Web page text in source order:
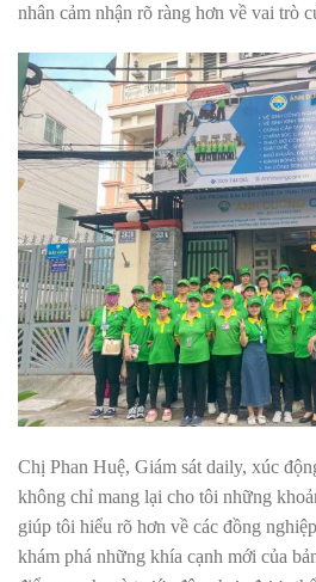
nhân cảm nhận rõ ràng hơn về vai trò
Chị Phan Huệ, Giám sát daily, xúc
không chỉ mang lại cho tôi những
giúp tôi hiểu rõ hơn về các đồng
khám phá những khía cạnh mới của